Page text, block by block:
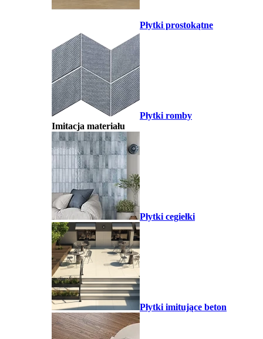
Płytki prostokątne
Płytki romby
Imitacja materiału
Płytki cegiełki
Płytki imitujące beton